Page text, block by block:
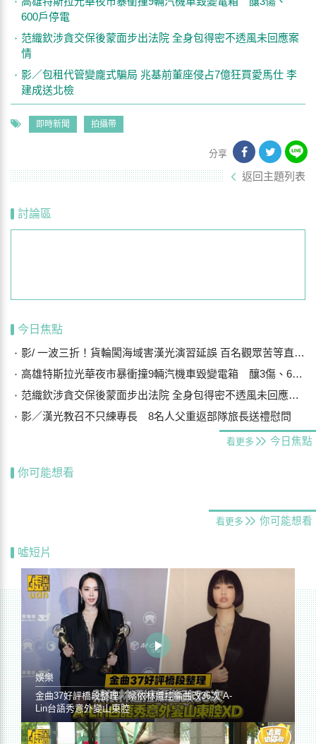
600戶停電
范織欽涉貪交保後蒙面步出法院 全身包得密不透風未回應案
情
影／包租代管變龐式騙局 兆基前董座侵占7億狂買愛馬仕 李
建成送北檢
即時新聞 拍攝帶
分享
返回主題列表
討論區
今日焦點
影/ 一波三折！貨輪闖海域害漢光演習延誤 百名觀眾苦等直呼可惜
高雄特斯拉光華夜市暴衝撞9輛汽機車毀變電箱 釀3傷、600戶停電
范織欽涉貪交保後蒙面步出法院 全身包得密不透風未回應案情
影／漢光教召不只練專長 8名人父重返部隊旅長送禮慰問
看更多 今日焦點
你可能想看
看更多 你可能想看
噓短片
娛樂
金曲37好評橋段整理／蔡依林遭控編曲改36次 A-
Lin台語秀意外變山東腔